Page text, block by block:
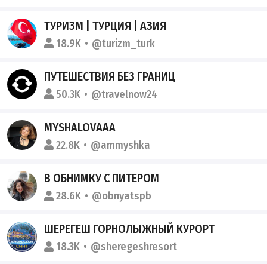
ТУРИЗМ | ТУРЦИЯ | АЗИЯ
18.9K @turizm_turk
ПУТЕШЕСТВИЯ БЕЗ ГРАНИЦ
50.3K @travelnow24
MYSHALOVAAA
22.8K @ammyshka
В ОБНИМКУ С ПИТЕРОМ
28.6K @obnyatspb
ШЕРЕГЕШ ГОРНОЛЫЖНЫЙ КУРОРТ
18.3K @sheregeshresort